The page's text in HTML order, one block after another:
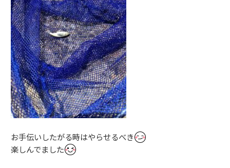
お手伝いしたがる時はやらせるべき
楽しんでました